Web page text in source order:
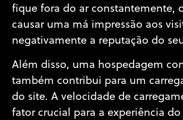
fique fora do ar constantemente,
causar uma má impressão aos
negativamente a reputação do
Além disso, uma hospedagem
também contribui para um
do site. A velocidade de
fator crucial para a experiência